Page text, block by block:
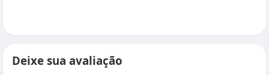
Deixe sua avaliação